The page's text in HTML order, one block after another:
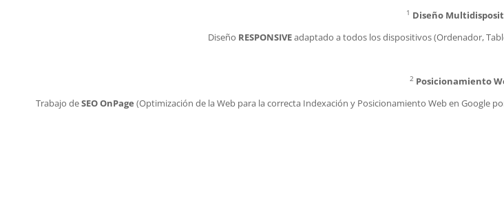
1 Diseño
Diseño RESPONSIVEadaptado a todos los dispositivos (Ordenador,
2 Posicionamiento
Trabajo deSEO OnPage (Optimización de la Web para la correcta Indexación y Posicionamiento Web en Google